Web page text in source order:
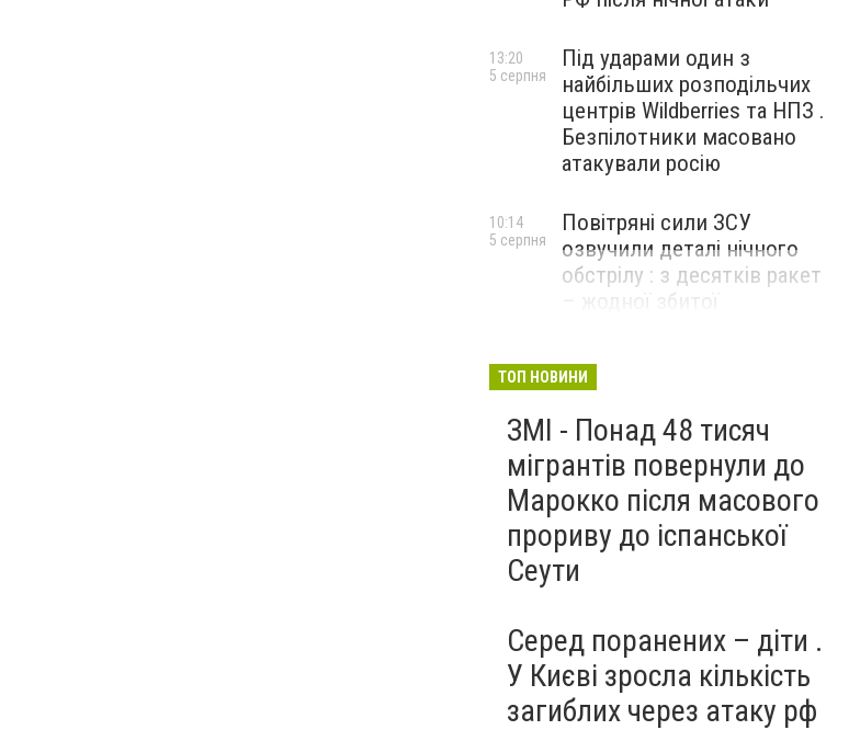
Під ударами один з
найбільших розподільчих
центрів Wildberries та НПЗ .
Безпілотники масовано
атакували росію
13:20
5 серпня
Повітряні сили ЗСУ
озвучили деталі нічного
обстрілу : з десятків ракет
– жодної збитої
10:14
5 серпня
ТОП НОВИНИ
ЗМІ - Понад 48 тисяч
мігрантів повернули до
Марокко після масового
прориву до іспанської
Сеути
Серед поранених – діти .
У Києві зросла кількість
загиблих через атаку рф